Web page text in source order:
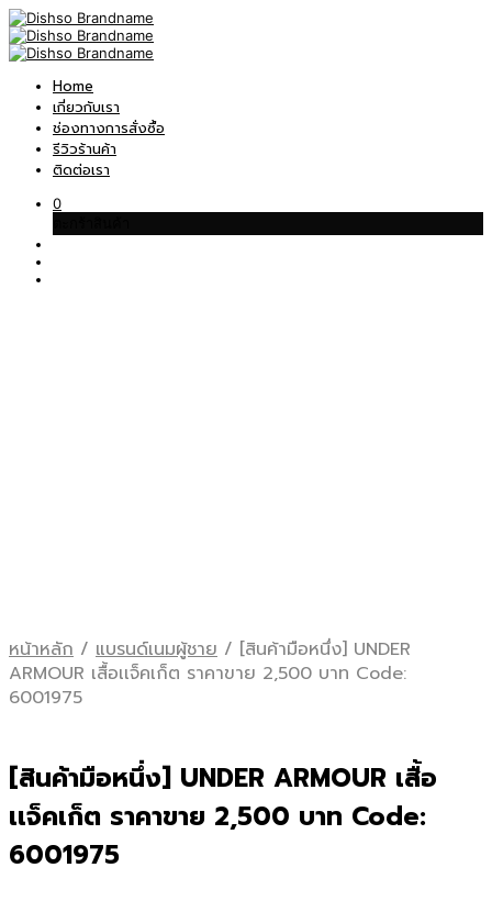
Home
เกี่ยวกับเรา
ช่องทางการสั่งซื้อ
รีวิวร้านค้า
ติดต่อเรา
0
หน้าหลัก / แบรนด์เนมผู้ชาย / [สินค้ามือหนึ่ง] UNDER
ARMOUR เสื้อเเจ็คเก็ต ราคาขาย 2,500 บาท Code:
6001975
[สินค้ามือหนึ่ง] UNDER ARMOUR เสื้อ
เเจ็คเก็ต ราคาขาย 2,500 บาท Code:
6001975